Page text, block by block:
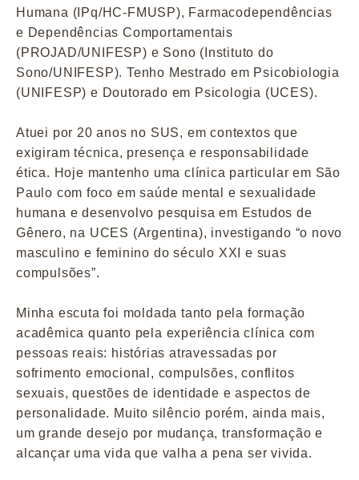
Humana (IPq/HC-FMUSP), Farmacodependências
e Dependências Comportamentais
(PROJAD/UNIFESP) e Sono (Instituto do
Sono/UNIFESP). Tenho Mestrado em Psicobiologia
(UNIFESP) e Doutorado em Psicologia (UCES).
Atuei por 20 anos no SUS, em contextos que
exigiram técnica, presença e responsabilidade
ética. Hoje mantenho uma clínica particular em São
Paulo com foco em saúde mental e sexualidade
humana e desenvolvo pesquisa em Estudos de
Gênero, na UCES (Argentina), investigando “o novo
masculino e feminino do século XXI e suas
compulsões”.
Minha escuta foi moldada tanto pela formação
acadêmica quanto pela experiência clínica com
pessoas reais: histórias atravessadas por
sofrimento emocional, compulsões, conflitos
sexuais, questões de identidade e aspectos de
personalidade. Muito silêncio porém, ainda mais,
um grande desejo por mudança, transformação e
alcançar uma vida que valha a pena ser vivida.